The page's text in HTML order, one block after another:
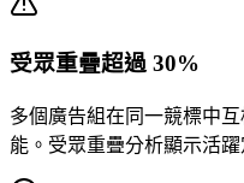
受眾重疊超過 30%
多個廣告組在同一競標中
能。受眾重疊分析顯示活躍